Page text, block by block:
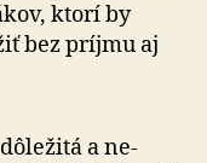
ktorí by
bez príjmu aj
a ne­